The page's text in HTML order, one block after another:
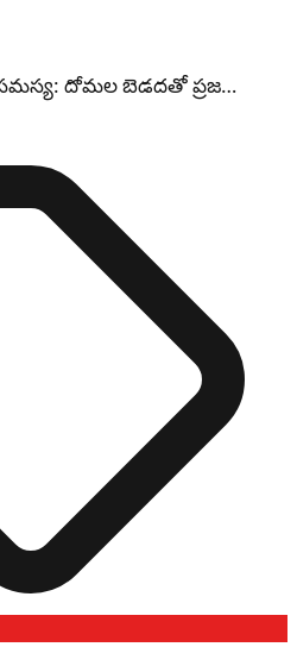
సమస్య: దోమల బెడదతో ప్రజ…